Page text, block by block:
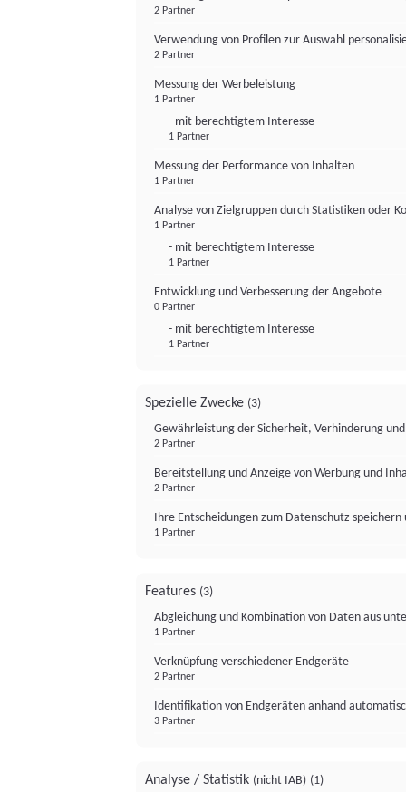
2 Partner
Verwendung von Profilen zur Auswahl
2 Partner
Messung der Werbeleistung
1 Partner
- mit berechtigtem Interesse
1 Partner
Messung der Performance von Inhalten
1 Partner
Analyse von Zielgruppen durch Statistiken oder
1 Partner
- mit berechtigtem Interesse
1 Partner
Entwicklung und Verbesserung der Angebote
0 Partner
- mit berechtigtem Interesse
1 Partner
Spezielle Zwecke (3)
Gewährleistung der Sicherheit, Verhinderung
2 Partner
Bereitstellung und Anzeige von Werbung und
2 Partner
Ihre Entscheidungen zum Datenschutz
1 Partner
Features (3)
Abgleichung und Kombination von Daten aus
1 Partner
Verknüpfung verschiedener Endgeräte
2 Partner
Identifikation von Endgeräten anhand
3 Partner
Analyse / Statistik (nicht IAB) (1)